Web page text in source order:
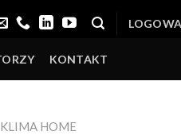
KONTAKT
KLIMA HOME